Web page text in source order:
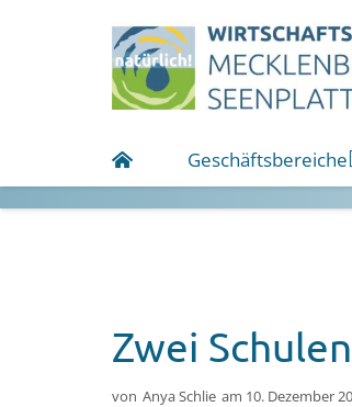
Geschäftsbereiche
Zwei
von Anya Schlie am 10. Dezember